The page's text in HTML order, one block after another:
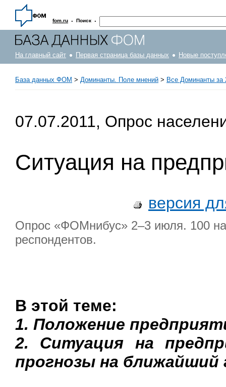
fom.ru · Поиск ·
На главный сайт Первая страница базы данных Новые
База данных ФОМ > Доминанты. Поле мнений > Все Доминанты за
07.07.2011, Опрос
Ситуация на
версия
Опрос «ФОМнибус» 2–3 июля. 100
респондентов.
В этой теме:
1. Положение
2. Ситуация на
прогнозы на ближайший